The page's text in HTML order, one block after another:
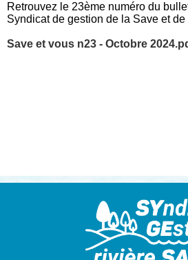
Retrouvez le 23ème numéro du
Syndicat de gestion de la Save et de
Save et vous n23 - Octobre